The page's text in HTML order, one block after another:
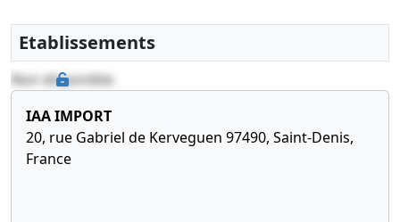
Etablissements
Non disponible
IAA IMPORT
20, rue Gabriel de Kerveguen 97490, Saint-Denis,
France